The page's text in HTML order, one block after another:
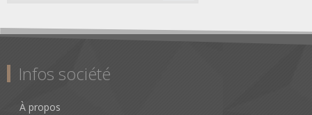
Infos société
À propos